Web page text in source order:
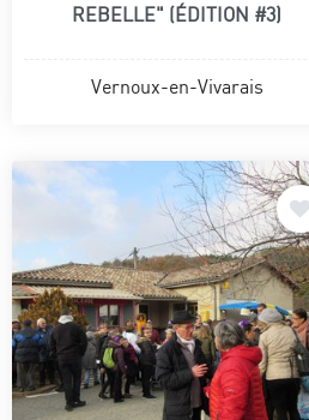
REBELLE" (ÉDITION #3)
Vernoux-en-Vivarais